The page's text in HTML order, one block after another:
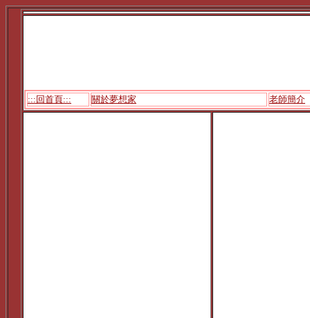
:::回首頁::: 關於夢想家 老師簡介